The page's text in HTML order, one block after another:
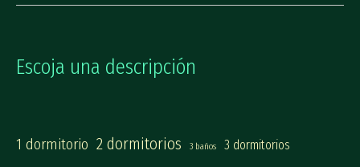
Escoja una descripción
1 dormitorio 2 dormitorios 3 baños 3 dormitorios